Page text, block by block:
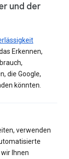
und der
Erkennen,
die Google,
könnten.
verwenden
Ihnen